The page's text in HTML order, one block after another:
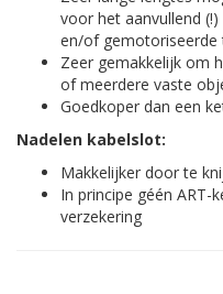
voor het aanvullend
en/of gemotoriseerde
Zeer gemakkelijk om
of meerdere vaste
Goedkoper dan een
Nadelen kabelslot:
Makkelijker door te
In principe géén ART-
verzekering